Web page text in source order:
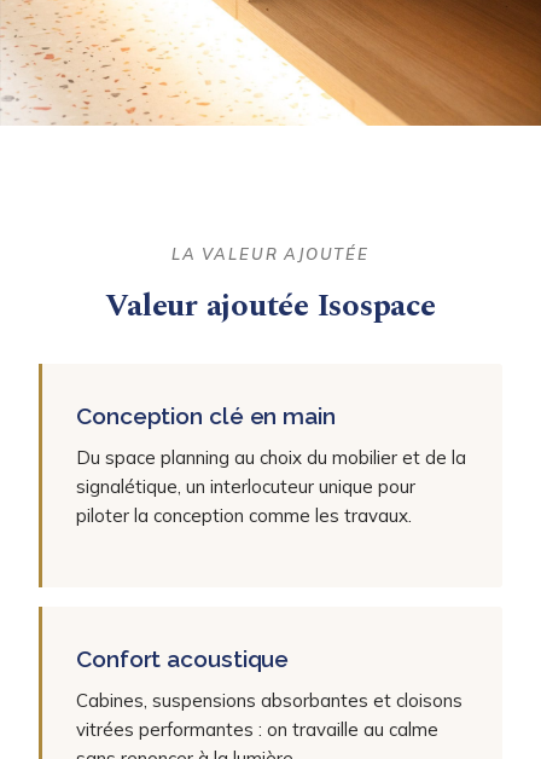
LA VALEUR AJOUTÉE
Valeur ajoutée Isospace
Conception clé en main
Du space planning au choix du mobilier et de la
signalétique, un interlocuteur unique pour
piloter la conception comme les travaux.
Confort acoustique
Cabines, suspensions absorbantes et cloisons
vitrées performantes : on travaille au calme